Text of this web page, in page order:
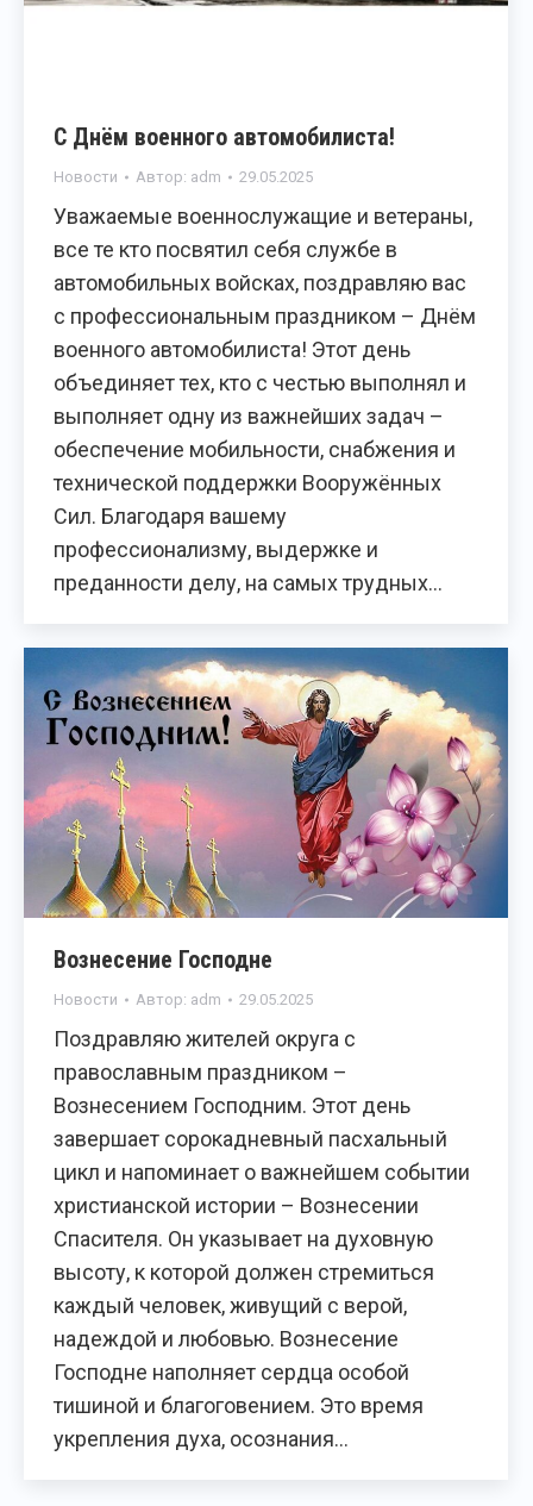
С Днём военного автомобилиста!
Новости Автор: adm 29.05.2025
Уважаемые военнослужащие и ветераны,
все те кто посвятил себя службе в
автомобильных войсках, поздравляю вас
с профессиональным праздником – Днём
военного автомобилиста! Этот день
объединяет тех, кто с честью выполнял и
выполняет одну из важнейших задач –
обеспечение мобильности, снабжения и
технической поддержки Вооружённых
Сил. Благодаря вашему
профессионализму, выдержке и
преданности делу, на самых трудных…
Вознесение Господне
Новости Автор: adm 29.05.2025
Поздравляю жителей округа с
православным праздником –
Вознесением Господним. Этот день
завершает сорокадневный пасхальный
цикл и напоминает о важнейшем событии
христианской истории – Вознесении
Спасителя. Он указывает на духовную
высоту, к которой должен стремиться
каждый человек, живущий с верой,
надеждой и любовью. Вознесение
Господне наполняет сердца особой
тишиной и благоговением. Это время
укрепления духа, осознания…